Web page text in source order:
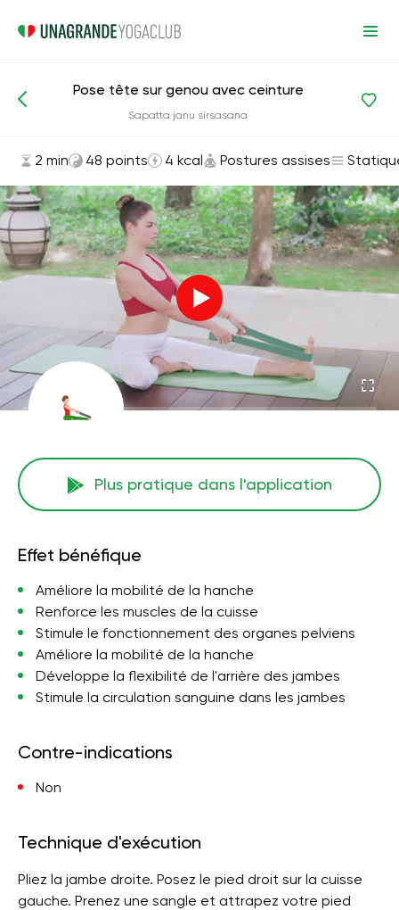
Asanas et exercices Postures assises
Pose tête sur genou avec ceinture
Sapatta janu sirsasana
2 min 48 points 4 kcal Postures assises
Plus pratique dans l'application
Effet bénéfique
Améliore la mobilité de la hanche
Renforce les muscles de la cuisse
Stimule le fonctionnement des organes pelviens
Améliore la mobilité de la hanche
Développe la flexibilité de l'arrière des jambes
Stimule la circulation sanguine dans les jambes
Contre-indications
Non
Technique d'exécution
Pliez la jambe droite. Posez le pied droit sur la cuisse
gauche. Prenez une sangle et attrapez votre pied